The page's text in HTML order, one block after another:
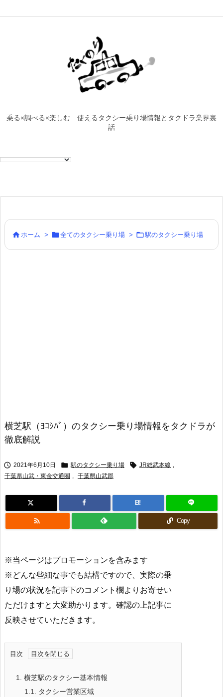
乗る×調べる×楽しむ 使えるタクシー乗り場情報とタクドラ業界裏
話
 ホーム > 全てのタクシー乗り場 > 駅のタクシー乗り場
横芝駅（ﾖｺｼﾊﾞ）のタクシー乗り場情報をタクドラが
徹底解説
 2021年6月10日  駅のタクシー乗り場  JR総武本線 ,
千葉県山武・東金交通圏 , 千葉県山武郡
B!
 Copy
※当ページはプロモーションを含みます
※どんな些細な事でも結構ですので、実際の乗
り場の状況を記事下のコメント欄よりお寄せい
ただけますと大変助かります。確認の上記事に
反映させていただきます。
目次
1.
横芝駅のタクシー基本情報
1.1.
タクシー営業区域